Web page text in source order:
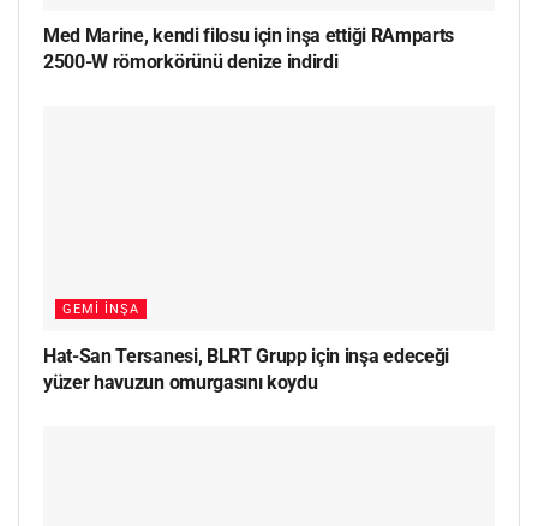
Med Marine, kendi filosu için inşa ettiği RAmparts
2500-W römorkörünü denize indirdi
GEMI İNŞA
Hat-San Tersanesi, BLRT Grupp için inşa edeceği
yüzer havuzun omurgasını koydu